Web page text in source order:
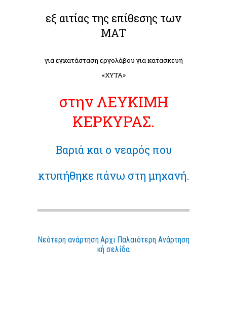
εξ αιτίας της επίθεσης των
ΜΑΤ
για εγκατάσταση εργολάβου για κατασκευή
«ΧΥΤΑ»
στην ΛΕΥΚΙΜΗ
ΚΕΡΚΥΡΑΣ.
Βαριά και ο νεαρός που
κτυπήθηκε πάνω στη μηχανή.
Νεότερη ανάρτηση Παλαιότερη Ανάρτηση
Αρχι
κή σελίδα